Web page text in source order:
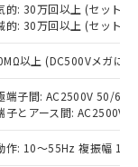
的: 30万回以上 (セット、
的: 30万回以上 (セット、
以上 (DC500Vメガに
端子間: AC2500V 50/
子とアース間: AC2500V
作: 10～55Hz 複振幅
意のうえ
事業取扱
準価格
ので
中には、
物質）の
を出す予
物質）の
確認中の
物で、有
。
国RoHSの
。